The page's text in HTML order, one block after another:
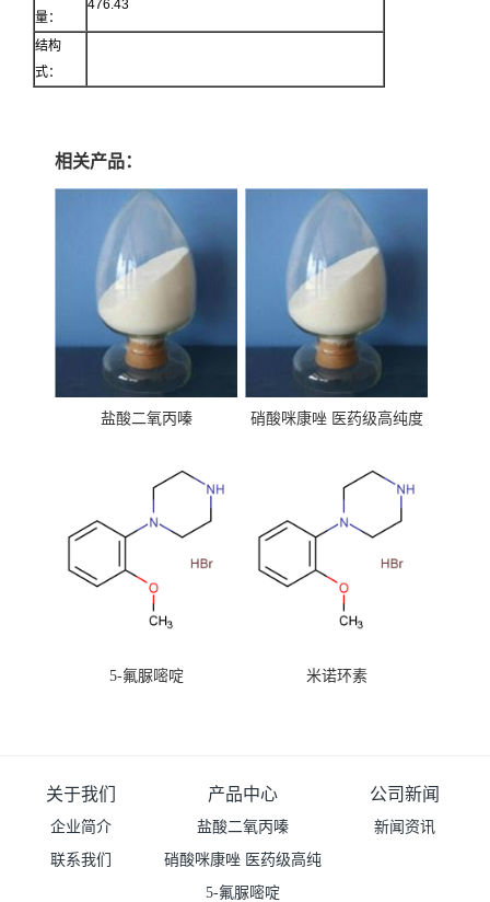
量：
476.43
结构
式：
相关产品：
盐酸二氧丙嗪
硝酸咪康唑 医药级高纯度
5-氟脲嘧啶 米诺环素
关于我们
企业简介
联系我们
产品中心
盐酸二氧丙嗪
硝酸咪康唑 医药级高纯
度99%原粉
5-氟脲嘧啶
公司新闻
新闻资讯